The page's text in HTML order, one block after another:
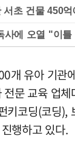
서초 건물 450
사에 오열 "이
개 유아 기관
문 교육 업
키코딩(코딩),
행하고 있다.